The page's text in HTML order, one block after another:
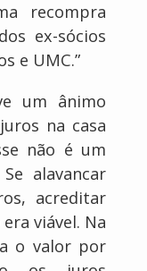
recompra
ex-sócios
e UMC.”
um ânimo
na casa
não é um
alavancar
acreditar
viável. Na
o valor por